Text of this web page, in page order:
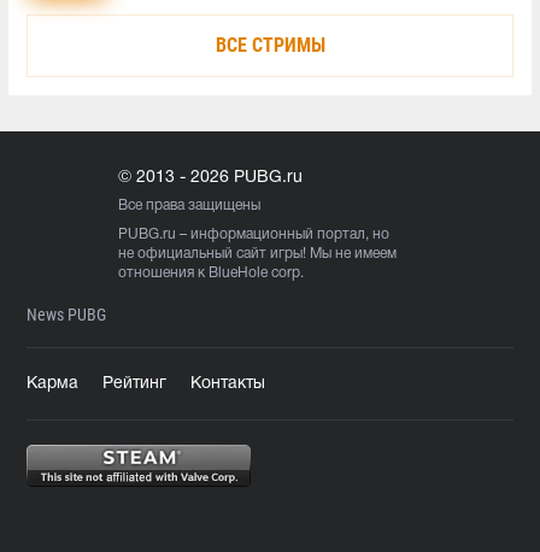
ВСЕ СТРИМЫ
© 2013 - 2026 PUBG.ru
Все права защищены
PUBG.ru – информационный портал, но
не официальный сайт игры! Мы не имеем
отношения к BlueHole corp.
News PUBG
Карма Рейтинг Контакты